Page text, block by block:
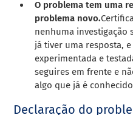
O problema tem uma
problema novo.
nenhuma investigação
já tiver uma resposta,
experimentada e
seguires em frente e
algo que já é
Declaração do